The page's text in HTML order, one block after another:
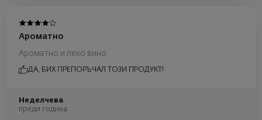
Ароматно
Ароматно и леко вино
ДА, БИХ ПРЕПОРЪЧАЛ ТОЗИ ПРОДУКТ!
Неделчева
преди година